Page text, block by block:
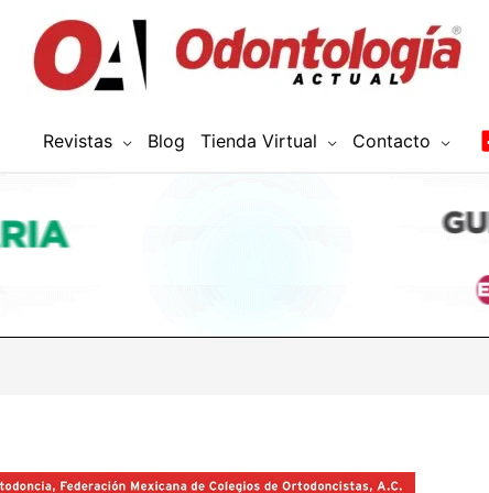
Revistas Blog Tienda Virtual Contacto